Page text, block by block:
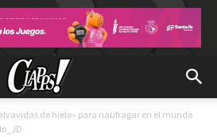
de hielo» para naufragar en el mundo